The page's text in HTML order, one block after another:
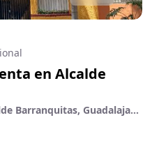
en Alcalde
Calle Diego Rivera 251 , Alcalde Barranquitas, Guadalajara, Jalisco